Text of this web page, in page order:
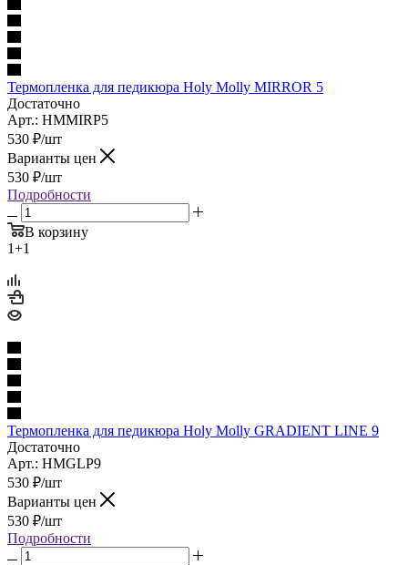
Термопленка для педикюра Holy Molly MIRROR 5
Достаточно
Арт.: HMMIRP5
530 ₽/шт
Варианты цен
530 ₽/шт
Подробности
В корзину
1+1
Термопленка для педикюра Holy Molly GRADIENT LINE 9
Достаточно
Арт.: HMGLP9
530 ₽/шт
Варианты цен
530 ₽/шт
Подробности